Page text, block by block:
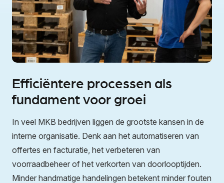
Efficiëntere processen als
fundament voor groei
In veel MKB bedrijven liggen de grootste kansen in de
interne organisatie. Denk aan het automatiseren van
offertes en facturatie, het verbeteren van
voorraadbeheer of het verkorten van doorlooptijden.
Minder handmatige handelingen betekent minder fouten